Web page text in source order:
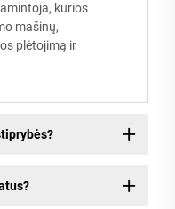
kurios
mašinų,
plėtojimą ir